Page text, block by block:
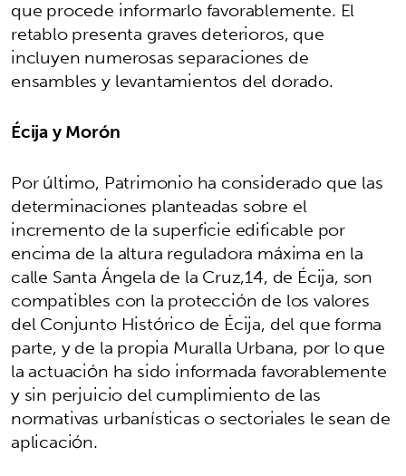
que procede informarlo favorablemente. El
retablo presenta graves deterioros, que
incluyen numerosas separaciones de
ensambles y levantamientos del dorado.
Écija y Morón
Por último, Patrimonio ha considerado que las
determinaciones planteadas sobre el
incremento de la superficie edificable por
encima de la altura reguladora máxima en la
calle Santa Ángela de la Cruz,14, de Écija, son
compatibles con la protección de los valores
del Conjunto Histórico de Écija, del que forma
parte, y de la propia Muralla Urbana, por lo que
la actuación ha sido informada favorablemente
y sin perjuicio del cumplimiento de las
normativas urbanísticas o sectoriales le sean de
aplicación.